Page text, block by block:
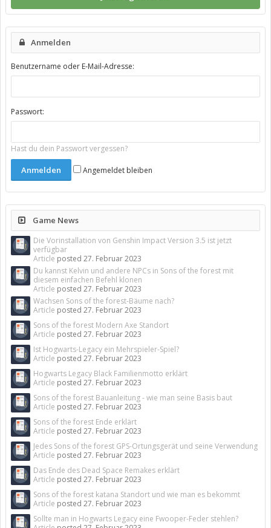
Anmelden
Benutzername oder E-Mail-Adresse:
Passwort:
Hast du dein Passwort vergessen?
Angemeldet bleiben
Game News
Die Vorinstallation von Genshin Impact Version 3.5 ist jetzt
verfügbar
Article posted 27. Februar 2023
Du kannst Kelvin und andere NPCs in Sons of the forest mit
diesem einfachen Befehl klonen
Article posted 27. Februar 2023
Wachsen Sons of the forest-Bäume nach?
Article posted 27. Februar 2023
Sons of the forest Modern Axe Standort
Article posted 27. Februar 2023
Ist Hogwarts-Legacy ein Mehrspieler-Spiel?
Article posted 27. Februar 2023
Hogwarts Legacy Black Familienmotto erklärt
Article posted 27. Februar 2023
Sons of the forest Bauanleitung - wie man seine Basis baut
Article posted 27. Februar 2023
Sons of the forest Ende erklärt
Article posted 27. Februar 2023
Jedes Sons of the forest GPS-Ortungsgerät und seine Verwendung
Article posted 27. Februar 2023
Das Ende des Dead Space Remakes erklärt
Article posted 27. Februar 2023
Sons of the forest katana Standort und wie man es bekommt
Article posted 27. Februar 2023
Sollte man in Hogwarts Legacy eine Fwooper-Feder stehlen?